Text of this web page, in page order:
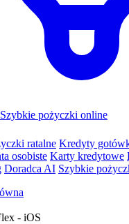
Szybkie pożyczki online
ratalne Kredyty
osobiste Karty kredytowe
Doradca AI Szybkie
- iOS